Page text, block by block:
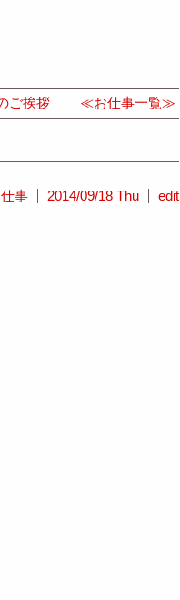
ご挨拶 ≪お仕事一覧≫
事 2014/09/18 Thu edit